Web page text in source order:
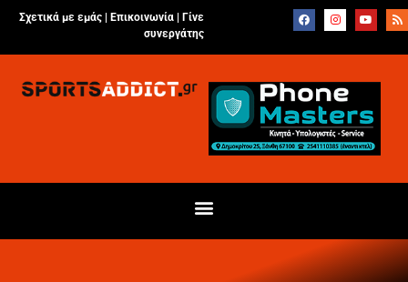
Σχετικά με εμάς | Επικοινωνία
Γίνε
συνεργάτης